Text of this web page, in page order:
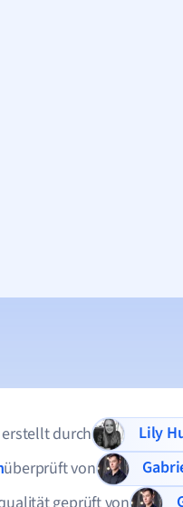
durch
überprüft von